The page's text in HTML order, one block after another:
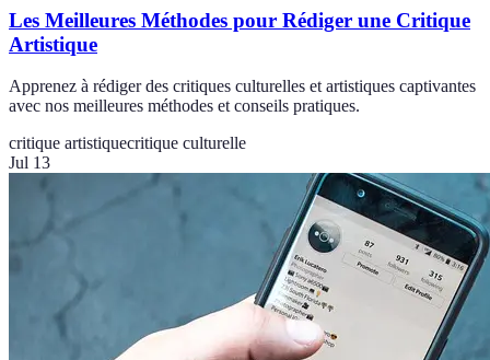
Les Meilleures Méthodes pour Rédiger une Critique
Artistique
Apprenez à rédiger des critiques culturelles et artistiques captivantes
avec nos meilleures méthodes et conseils pratiques.
critique artistiquecritique culturelle
Jul 13